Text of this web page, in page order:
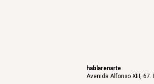
hablarenarte
Avenida Alfonso XIII,